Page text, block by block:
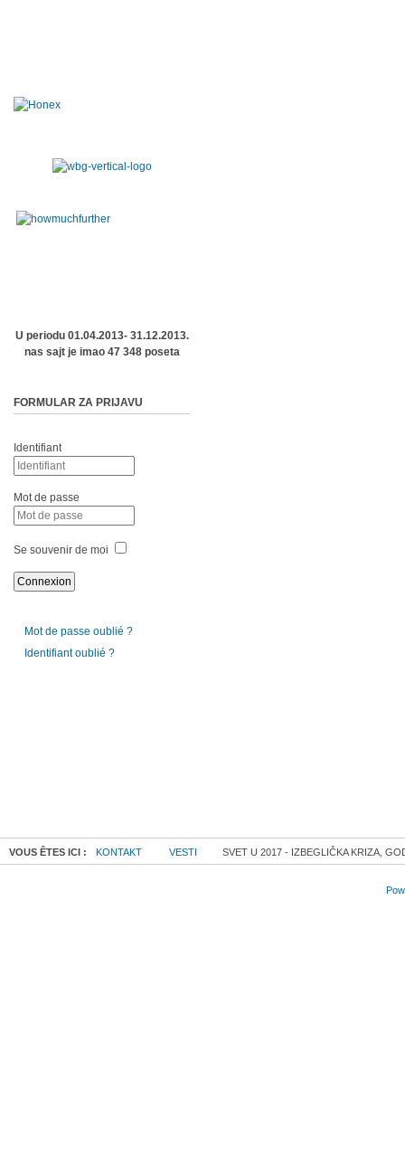
U periodu 01.04.2013- 31.12.2013.
nas sajt je imao 47 348 poseta
FORMULAR ZA PRIJAVU
Identifiant
Mot de passe
Se souvenir de moi
Mot de passe oublié ?
Identifiant oublié ?
VOUS ÊTES ICI : KONTAKT VESTI SVET U 2017 - IZBEGLIČKA KRIZA,